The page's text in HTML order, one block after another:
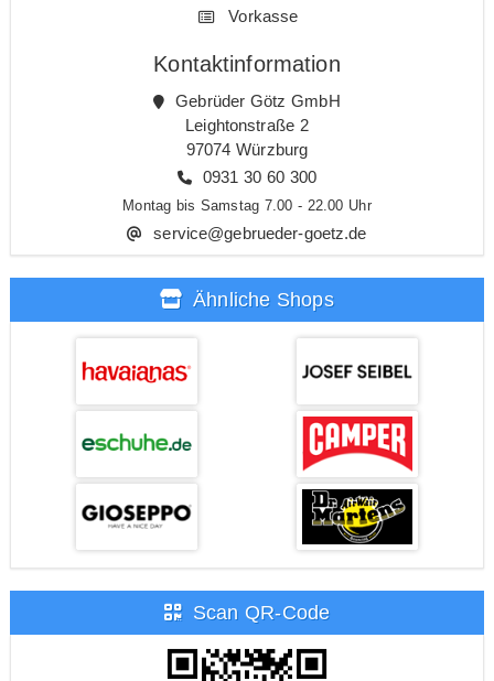
Vorkasse
Kontaktinformation
Gebrüder Götz GmbH
Leightonstraße 2
97074 Würzburg
0931 30 60 300
Montag bis Samstag 7.00 - 22.00 Uhr
service@gebrueder-goetz.de
Ähnliche Shops
Scan QR-Code